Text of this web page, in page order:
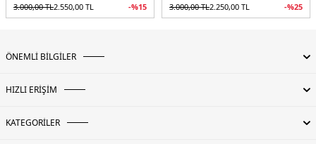
3.000,00TL2.550,00 TL -%15
3.000,00TL2.250,00 TL -%25
ÖNEMLİ BİLGİLER
HIZLI ERİŞİM
KATEGORİLER